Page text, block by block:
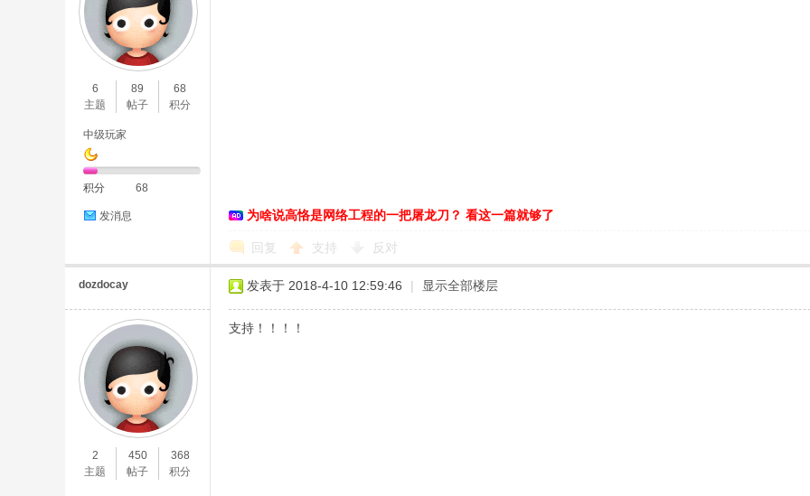
6
主题
89
帖子
68
积分
中级玩家
积分 68
发消息 为啥说高恪是网络工程的一把屠龙刀？ 看这一篇就够了
回复 支持 反对
dozdocay
2
主题
450
帖子
368
积分
发表于 2018-4-10 12:59:46 | 显示全部楼层
支持！！！！